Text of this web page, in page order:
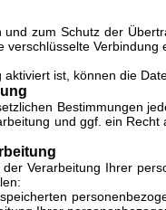
zum Schutz der
ist, können die
Bestimmungen
und ggf. ein
Verarbeitung Ihrer